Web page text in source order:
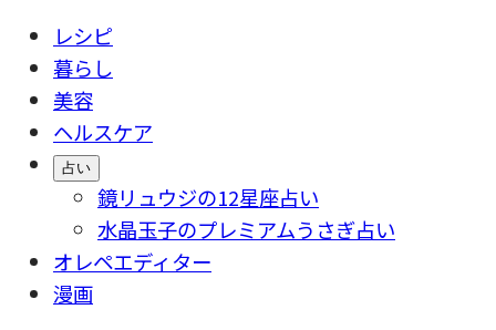
レシピ
暮らし
美容
ヘルスケア
占い
鏡リュウジの12星座占い
水晶玉子のプレミアムうさぎ占い
オレペエディター
漫画